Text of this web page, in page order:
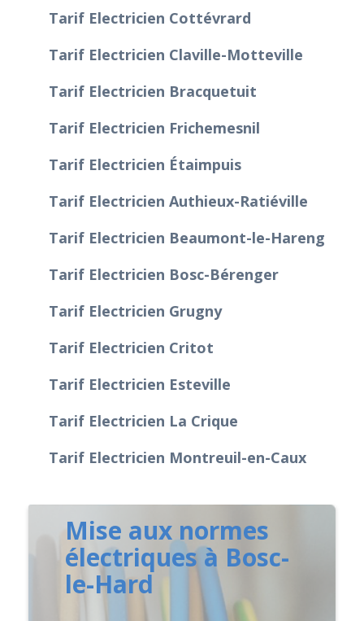
Tarif Electricien Cottévrard
Tarif Electricien Claville-Motteville
Tarif Electricien Bracquetuit
Tarif Electricien Frichemesnil
Tarif Electricien Étaimpuis
Tarif Electricien Authieux-Ratiéville
Tarif Electricien Beaumont-le-Hareng
Tarif Electricien Bosc-Bérenger
Tarif Electricien Grugny
Tarif Electricien Critot
Tarif Electricien Esteville
Tarif Electricien La Crique
Tarif Electricien Montreuil-en-Caux
Mise aux normes
électriques à Bosc-
le-Hard